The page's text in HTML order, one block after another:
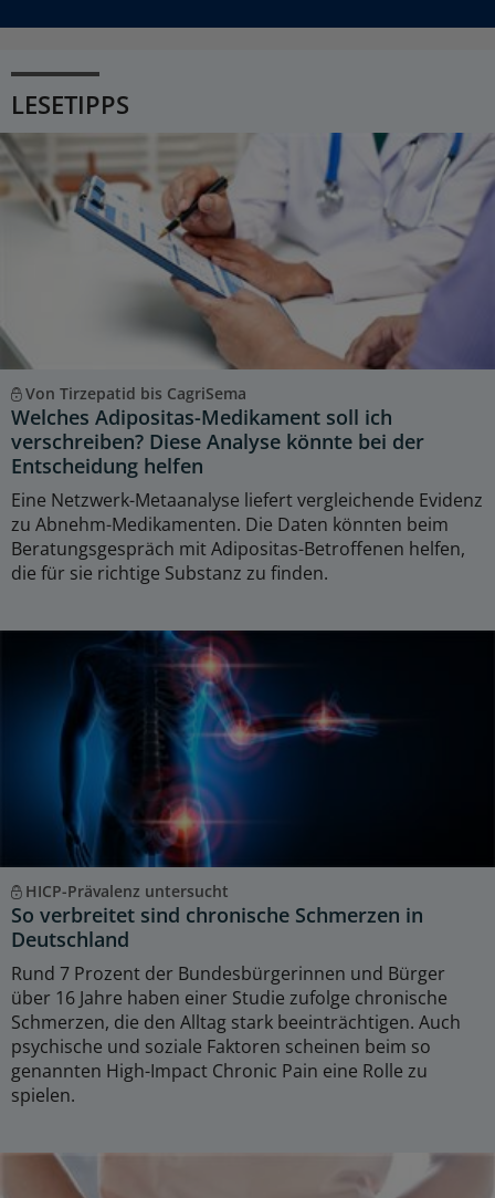
LESETIPPS
Von Tirzepatid bis CagriSema
Welches Adipositas-Medikament soll ich
verschreiben? Diese Analyse könnte bei der
Entscheidung helfen
Eine Netzwerk-Metaanalyse liefert vergleichende Evidenz
zu Abnehm-Medikamenten. Die Daten könnten beim
Beratungsgespräch mit Adipositas-Betroffenen helfen,
die für sie richtige Substanz zu finden.
HICP-Prävalenz untersucht
So verbreitet sind chronische Schmerzen in
Deutschland
Rund 7 Prozent der Bundesbürgerinnen und Bürger
über 16 Jahre haben einer Studie zufolge chronische
Schmerzen, die den Alltag stark beeinträchtigen. Auch
psychische und soziale Faktoren scheinen beim so
genannten High-Impact Chronic Pain eine Rolle zu
spielen.